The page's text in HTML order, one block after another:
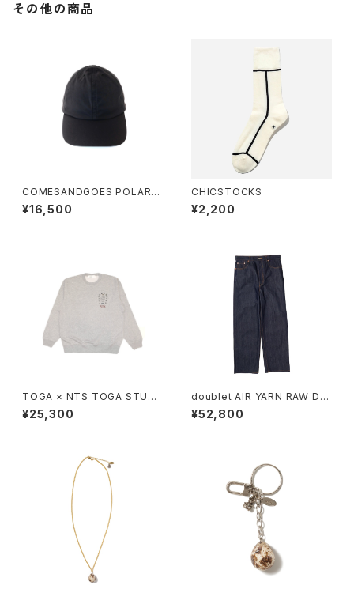
その他の商品
COMESANDGOES POLART
EC CAP
¥16,500
CHICSTOCKS
¥2,200
TOGA × NTS TOGA STUDS
SWEATSHIRT
¥25,300
doublet AIR YARN RAW DE
NIM PANTS
¥52,800